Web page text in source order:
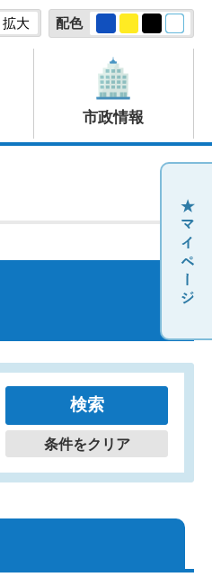
拡大 配色
市政情報
条件をクリア